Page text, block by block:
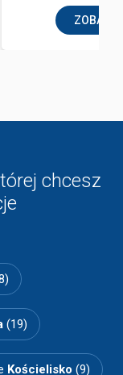
ZOBACZ
chcesz
(19)
Kościelisko (9)